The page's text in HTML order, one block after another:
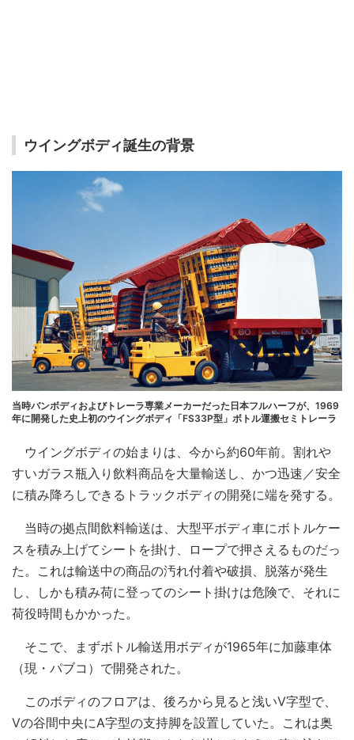
ウイングボディ誕生の背景
当時バンボディおよびトレーラ専業メーカーだった日本フルハーフが、1969
年に開発した史上初のウイングボディ「FS33P型」ボトル運搬セミトレーラ
ウイングボディの始まりは、今から約60年前。割れや
すいガラス瓶入り飲料商品を大量輸送し、かつ迅速／安全
に積み降ろしできるトラックボディの開発に端を発する。
当時の拠点間飲料輸送は、大型平ボディ車にボトルケー
スを積み上げてシートを掛け、ロープで押さえるものだっ
た。これは輸送中の商品の汚れ付着や破損、脱落が発生
し、しかも積み荷に登ってのシート掛けは危険で、それに
荷役時間もかかった。
そこで、まずボトル輸送用ボディが1965年に加藤車体
（現・パブコ）で開発された。
このボディのフロアは、後ろから見ると浅いV字型で、
Vの谷間中央にA字型の支持脚を設置していた。これは奥